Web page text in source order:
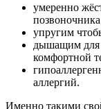
умеренно
упругим
дышащим для
комфортной
аллергий.
Именно такими